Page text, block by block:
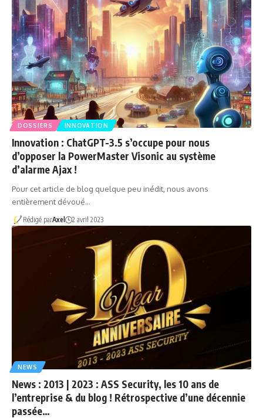
DOSSIERS INNOVATION
Innovation : ChatGPT-3.5 s’occupe pour nous
d’opposer la PowerMaster Visonic au système
d’alarme Ajax !
Pour cet article de blog quelque peu inédit, nous avons
entièrement dévoué…
Rédigé parAxel 2 avril 2023
NEWS
News : 2013 | 2023 : ASS Security, les 10 ans de
l’entreprise & du blog ! Rétrospective d’une décennie
passée…